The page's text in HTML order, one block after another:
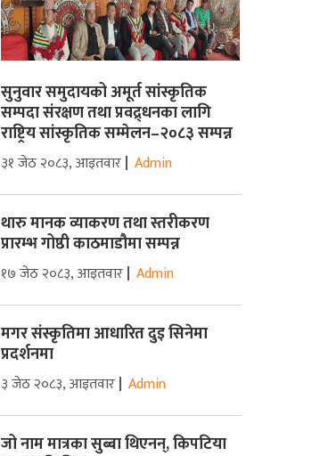
सुनुवार समुदायको अमूर्त सांस्कृतिक
सम्पदा संरक्षण तथा प्रवद्र्धनका लागि
राष्ट्रिय सांस्कृतिक सम्मेलन–२०८३ सम्पन्न
३१ जेठ २०८३, आइतवार Admin
थारु मानक व्याकरण तथा स्तरीकरण
प्रारम्भ गोष्ठी काठमाडौमा सम्पन्न
१७ जेठ २०८३, आइतवार Admin
मगर संस्कृतिमा आधारित दुइ सिनेमा
प्रदर्शनमा
३ जेठ २०८३, आइतवार Admin
जो नाम मात्रका सुब्बा थिएनन्, किपटिया